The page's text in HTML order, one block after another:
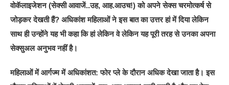
वोकॅलाइजेशन (सेक्सी आवाजें..उह, आह.आउच!) को अपने सेक्स चरमोत्कर्ष से
जोड़कर देखती हैं? अधिकांश महिलाओं ने इस बात का उत्तर हां में दिया लेकिन
साथ ही उन्होंने यह भी कहा कि हां लेकिन वे लेकिन यह पूरी तरह से उनका अपना
सेक्सुअल अनुभव नहीं है।
महिलाओं में आर्गज्म में अधिकांशत: फोर प्ले के दौरान अधिक देखा जाता है। इस